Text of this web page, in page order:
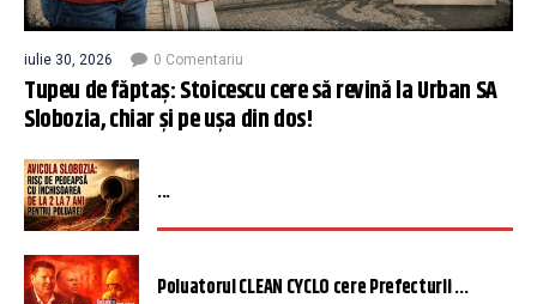
iulie 30, 2026 0 Comentariu
Tupeu de făptaș: Stoicescu cere să revină la Urban SA
Slobozia, chiar și pe ușa din dos!
...
Poluatorul CLEAN CYCLO cere Prefecturii ...